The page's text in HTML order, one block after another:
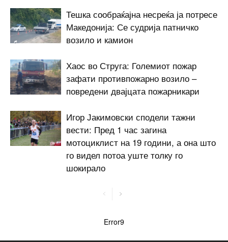
Тешка сообраќајна несреќа ја потресе
Македонија: Се судрија патничко
возило и камион
Хаос во Струга: Големиот пожар
зафати противпожарно возило –
повредени двајцата пожарникари
Игор Јакимовски сподели тажни
вести: Пред 1 час загина
мотоциклист на 19 години, а она што
го видел потоа уште толку го
шокирало
Error9